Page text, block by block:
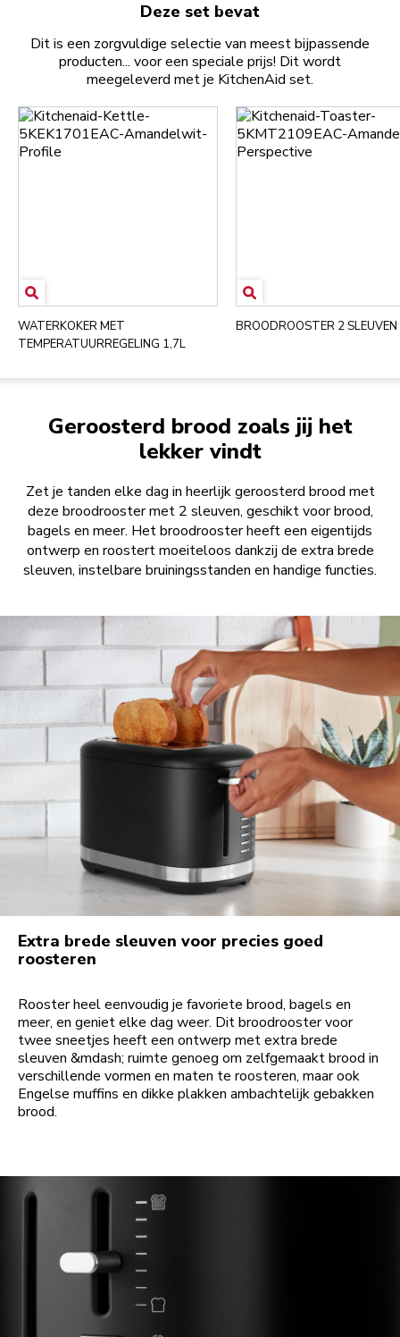
Deze set bevat
Dit is een zorgvuldige selectie van meest bijpassende
producten... voor een speciale prijs! Dit wordt
meegeleverd met je KitchenAid set.
WATERKOKER MET
TEMPERATUURREGELING 1,7L
BROODROOSTER 2 SLEUVEN
Geroosterd brood zoals jij het
lekker vindt
Zet je tanden elke dag in heerlijk geroosterd brood met
deze broodrooster met 2 sleuven, geschikt voor brood,
bagels en meer. Het broodrooster heeft een eigentijds
ontwerp en roostert moeiteloos dankzij de extra brede
sleuven, instelbare bruiningsstanden en handige functies.
Extra brede sleuven voor precies goed
roosteren
Rooster heel eenvoudig je favoriete brood, bagels en
meer, en geniet elke dag weer. Dit broodrooster voor
twee sneetjes heeft een ontwerp met extra brede
sleuven &mdash; ruimte genoeg om zelfgemaakt brood in
verschillende vormen en maten te roosteren, maar ook
Engelse muffins en dikke plakken ambachtelijk gebakken
brood.